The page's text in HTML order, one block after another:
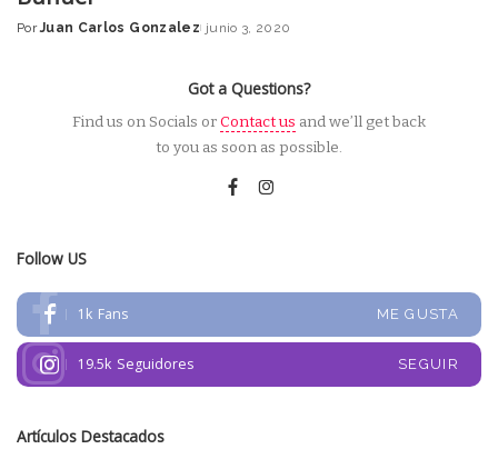
Posted
Por Juan Carlos Gonzalez junio 3, 2020
Got a Questions?
Find us on Socials orContact us and we’ll get back
to you as soon as possible.
Follow US
1k Fans ME GUSTA
19.5k Seguidores SEGUIR
Artículos Destacados